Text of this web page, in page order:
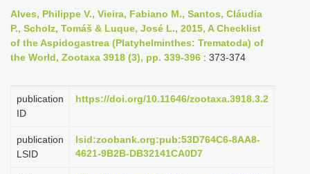
n
a
i
a
t
Alves, Philippe V., Vieira, Fabiano M., Santos, Cláudia
P., Scholz, Tomáš & Luque, José L., 2015, A Checklist
of the Aspidogastrea (Platyhelminthes: Trematoda) of
the World, Zootaxa 3918 (3), pp. 339-396 : 373-374
publication
ID
https://doi.org/10.11646/zootaxa.3918.3.2
publication
LSID
lsid:zoobank.org:pub:53D764C6-8AA8-
4621-9B2B-DB32141CA0D7